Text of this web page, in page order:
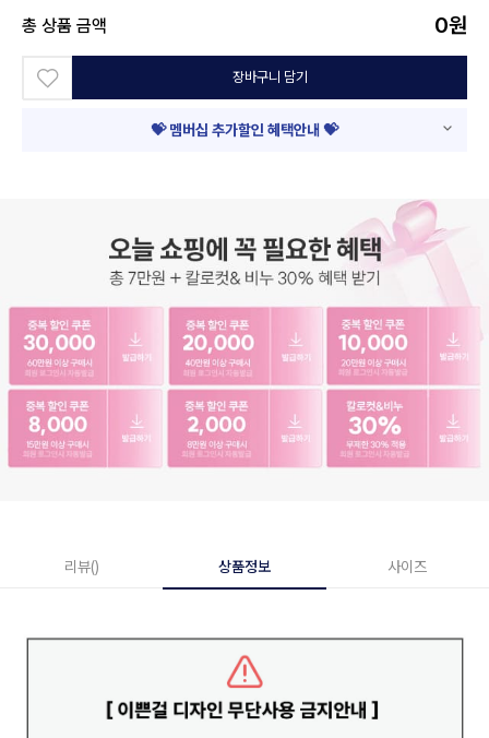
총 상품 금액 0원
장바구니 담기
💝 멤버십 추가할인 혜택안내 💝
리뷰() 상품정보 사이즈